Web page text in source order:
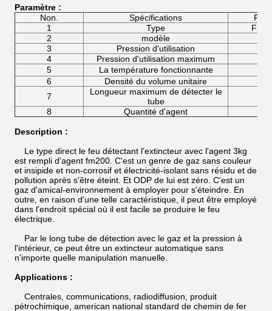
Paramètre :
Non.
Spécifications
1
Type
2
modèle
3
Pression d'utilisation
4
Pression d'utilisation maximum
5
La température fonctionnante
6
Densité du volume unitaire
7
Longueur maximum de détecter le
tube
8
Quantité d'agent
Description :
Le type direct le feu détectant l'extincteur avec l'agent 3kg
est rempli d'agent fm200. C'est un genre de gaz sans couleur
et insipide et non-corrosif et électricité-isolant sans résidu et de
pollution après s'être éteint. Et ODP de lui est zéro. C'est un
gaz d'amical-environnement à employer pour s'éteindre. En
outre, en raison d'une telle caractéristique, il peut être employé
dans l'endroit spécial où il est facile se produire le feu
électrique.
Par le long tube de détection avec le gaz et la pression à
l'intérieur, ce peut être un extincteur automatique sans
n'importe quelle manipulation manuelle.
Applications :
Centrales, communications, radiodiffusion, produit
pétrochimique, american national standard de chemin de fer